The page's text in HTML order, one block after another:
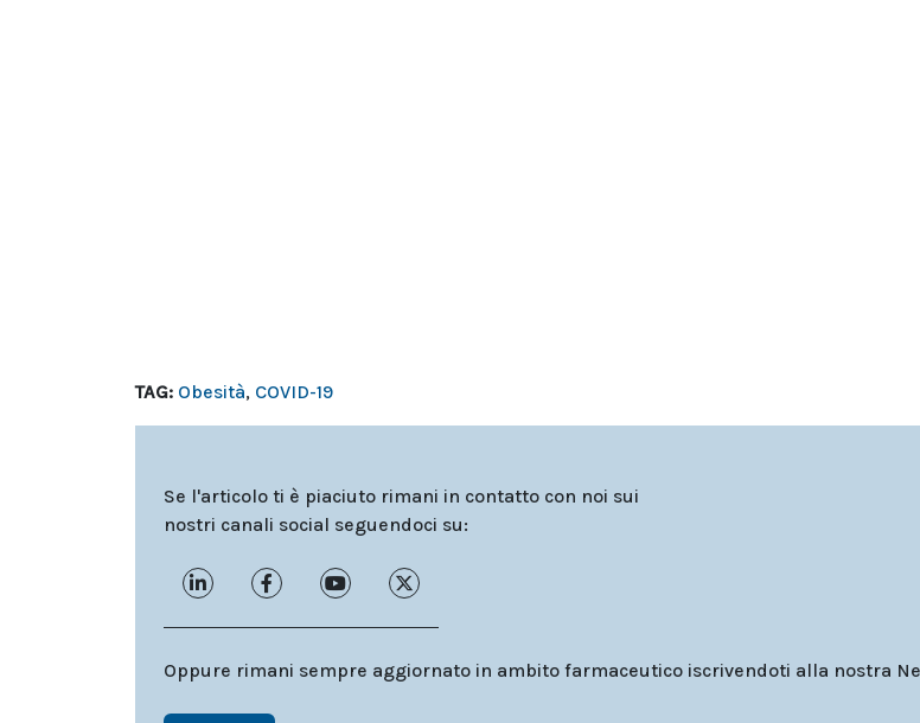
TAG: Obesità, COVID-19
Se l'articolo ti è piaciuto rimani in contatto con noi sui
nostri canali social seguendoci su:
Oppure rimani sempre aggiornato in ambito farmaceutico iscrivendoti alla nostra